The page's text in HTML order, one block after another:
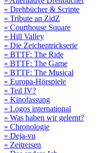
» Drehbücher & Scripte
» Tribute an ZidZ
» Courthouse Square
» Hill Valley
» Die Zeichentrickserie
» BTTF: The Ride
» BTTF: The Game
» BTTF: The Musical
» Europa-Hörspiele
» Teil IV?
» Kinofassung
» Logos international
» Was haben wir gelernt?
» Chronologie
» Deja-vu
» Zeitreisen